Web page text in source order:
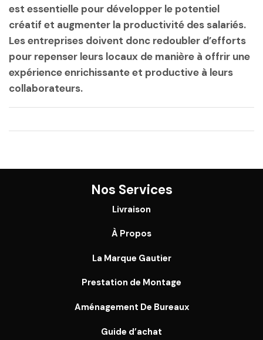
est essentielle pour développer le potentiel
créatif et augmenter la productivité des salariés.
Les entreprises doivent donc redoubler d’efforts
pour repenser leurs locaux de manière à offrir une
expérience enrichissante et productive à leurs
collaborateurs.
Nos Services
Livraison
À Propos
La Marque Gautier
Prestation de Montage
Aménagement De Bureaux
Guide d’achat